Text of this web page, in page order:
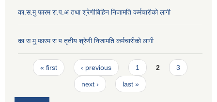
का.स.मु फारम रा.प.अ तथा श्रेणीबिहिन निजामति कर्मचारीको लागी
का.स.मु फारम रा.प तृतीय श्रेणी निजामति कर्मचारीको लागी
Pages
« first ‹ previous 1 2 3
next › last »